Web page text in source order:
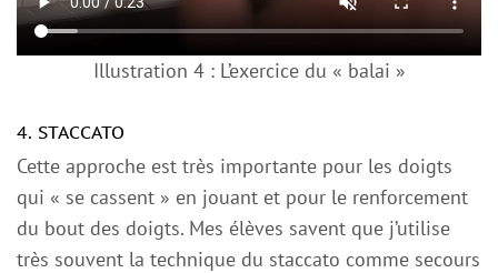
Illustration 4 : L’exercice du « balai »
4. STACCATO
Cette approche est très importante pour les doigts
qui « se cassent » en jouant et pour le renforcement
du bout des doigts. Mes élèves savent que j’utilise
très souvent la technique du staccato comme secours